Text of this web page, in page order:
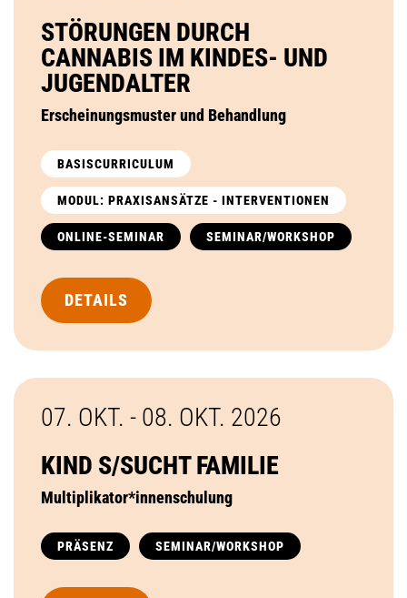
STÖRUNGEN DURCH
CANNABIS IM KINDES- UND
JUGENDALTER
Erscheinungsmuster und Behandlung
BASISCURRICULUM
MODUL: PRAXISANSÄTZE - INTERVENTIONEN
ONLINE-SEMINAR SEMINAR/WORKSHOP
DETAILS
07. OKT. - 08. OKT. 2026
KIND S/SUCHT FAMILIE
Multiplikator*innenschulung
PRÄSENZ SEMINAR/WORKSHOP